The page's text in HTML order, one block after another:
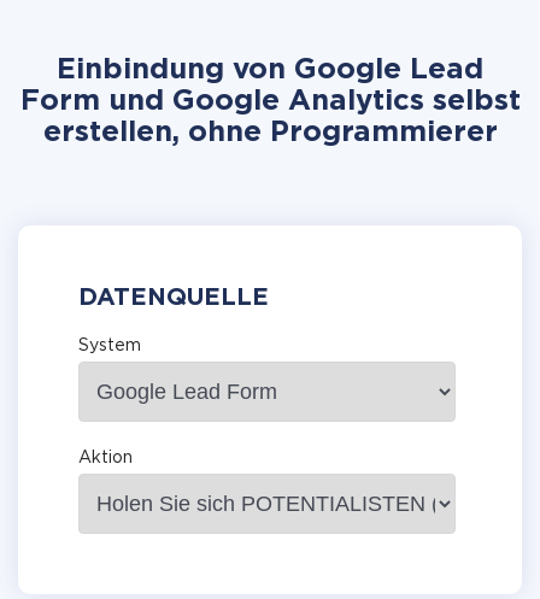
Einbindung von Google Lead
Form und Google Analytics selbst
erstellen, ohne Programmierer
DATENQUELLE
System
Aktion